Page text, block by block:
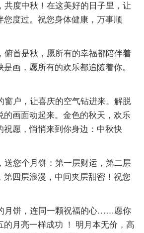
共度中秋！在这美好的日子里，让
您度过。祝您身体健康，万事顺
俯首是秋，愿所有的幸福都陪伴着
画，愿所有的欢乐都追随着你。
窗户，让喜庆的空气钻进来。解脱
的画面动起来。金色的秋天，欢乐
祝愿，悄悄来到你身边：中秋快
送您个月饼：第一层财运，第二层
第四层浪漫，中间夹层甜密！祝您
月饼，连同一颗祝福的心……愿你
的月亮一样成功 ！ 明月本无价，高